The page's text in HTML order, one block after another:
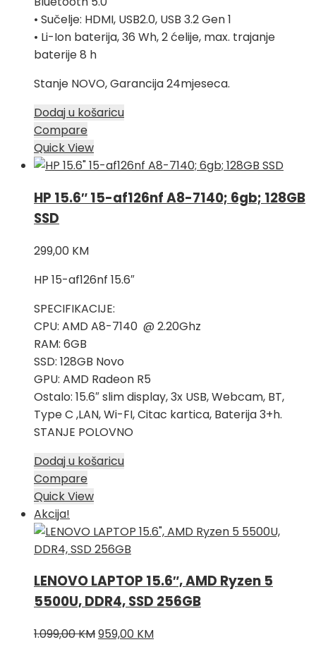
• Sučelje: HDMI, USB2.0, USB 3.2 Gen 1
• Li-Ion baterija, 36 Wh, 2 ćelije, max. trajanje
baterije 8 h
Stanje NOVO, Garancija 24mjeseca.
Dodaj u košaricu
Compare
Quick View
HP 15.6″ 15-af126nf A8-7140; 6gb; 128GB
SSD
299,00 KM
HP 15-af126nf 15.6″
SPECIFIKACIJE:
CPU: AMD A8-7140 @ 2.20Ghz
RAM: 6GB
SSD: 128GB Novo
GPU: AMD Radeon R5
Ostalo: 15.6″ slim display, 3x USB, Webcam, BT,
Type C ,LAN, Wi-FI, Citac kartica, Baterija 3+h.
STANJE POLOVNO
Dodaj u košaricu
Compare
Quick View
Akcija!
LENOVO LAPTOP 15.6″, AMD Ryzen 5
5500U, DDR4, SSD 256GB
1.099,00KMIzvorna
959,00 KMTrenutna